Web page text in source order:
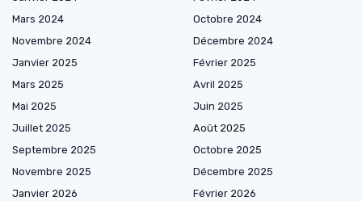
Mars 2024
Octobre 2024
Novembre 2024
Décembre 2024
Janvier 2025
Février 2025
Mars 2025
Avril 2025
Mai 2025
Juin 2025
Juillet 2025
Août 2025
Septembre 2025
Octobre 2025
Novembre 2025
Décembre 2025
Janvier 2026
Février 2026